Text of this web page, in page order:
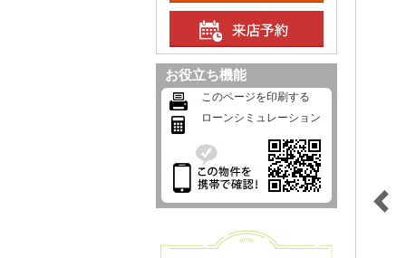
お役立ち機能
このページを印刷する
ローンシミュレーション